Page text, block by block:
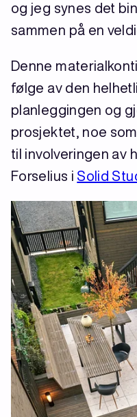
og jeg synes det
sammen på en
Denne
følge av den
planleggingen og
prosjektet, noe
til involveringen av
Forselius i Solid